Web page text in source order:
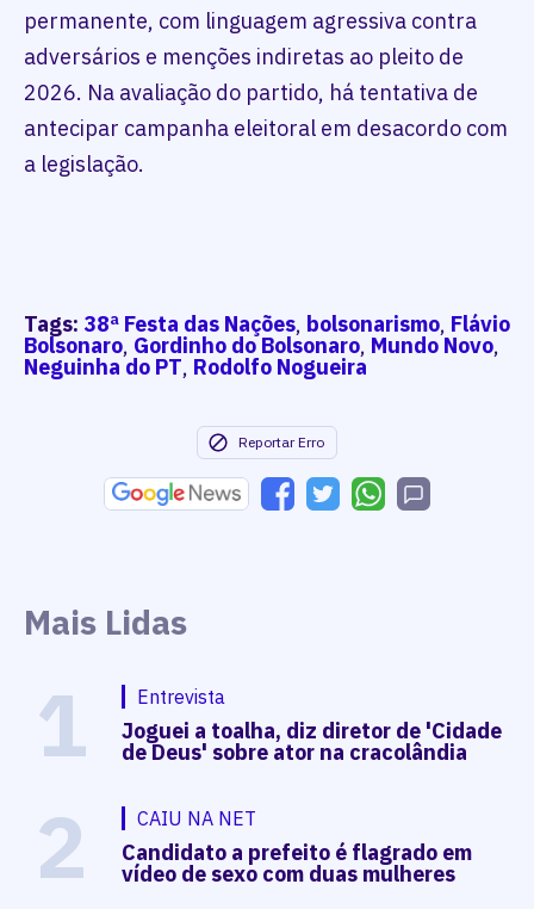
permanente, com linguagem agressiva contra
adversários e menções indiretas ao pleito de
2026. Na avaliação do partido, há tentativa de
antecipar campanha eleitoral em desacordo com
a legislação.
Tags: 38ª Festa das Nações, bolsonarismo, Flávio
Bolsonaro, Gordinho do Bolsonaro, Mundo Novo,
Neguinha do PT, Rodolfo Nogueira
Reportar Erro
Mais Lidas
1 Entrevista
Joguei a toalha, diz diretor de 'Cidade
de Deus' sobre ator na cracolândia
2 CAIU NA NET
Candidato a prefeito é flagrado em
vídeo de sexo com duas mulheres